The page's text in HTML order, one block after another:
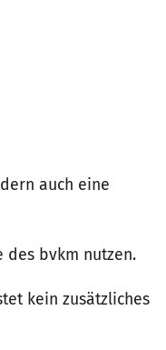
auch eine
des bvkm nutzen.
kein zusätzliches